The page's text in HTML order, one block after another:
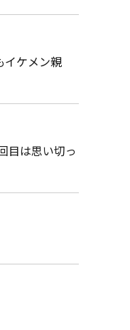
イケメン親
目は思い切っ